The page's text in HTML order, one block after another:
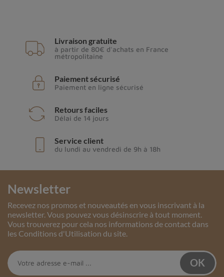
Livraison gratuite
à partir de 80€ d'achats en France
métropolitaine
Paiement sécurisé
Paiement en ligne sécurisé
Retours faciles
Délai de 14 jours
Service client
du lundi au vendredi de 9h à 18h
Newsletter
Recevez nos promos et nouveautés en vous inscrivant à la
newsletter. Vous pouvez vous désinscrire à tout moment.
Vous trouverez pour cela nos informations de contact dans
les Conditions d'Utilisation du site.